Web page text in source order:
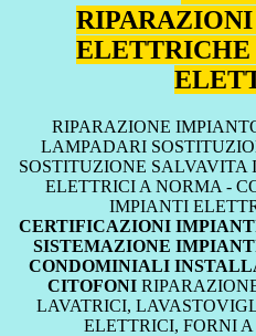
RIPARAZIONI
RIPARAZIONE
LAMPADARI
SOSTITUZIONE
ELETTRICI A NORMA -
IMPIANTI
CERTIFICAZIONI
SISTEMAZIONE
CONDOMINIALI
CITOFONI
LAVATRICI,
ELETTRICI, FORNI